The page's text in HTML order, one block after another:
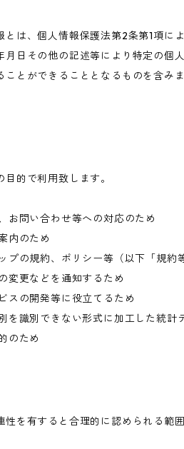
は、個人情報保護法第2条第1項に
日その他の記述等により特定の個
とができることとなるものを含み
的で利用致します。
お問い合わせ等への対応のため
内のため
プの規約、ポリシー等（以下「規
変更などを通知するため
スの開発等に役立てるため
を識別できない形式に加工した統計
のため
を有すると合理的に認められる範